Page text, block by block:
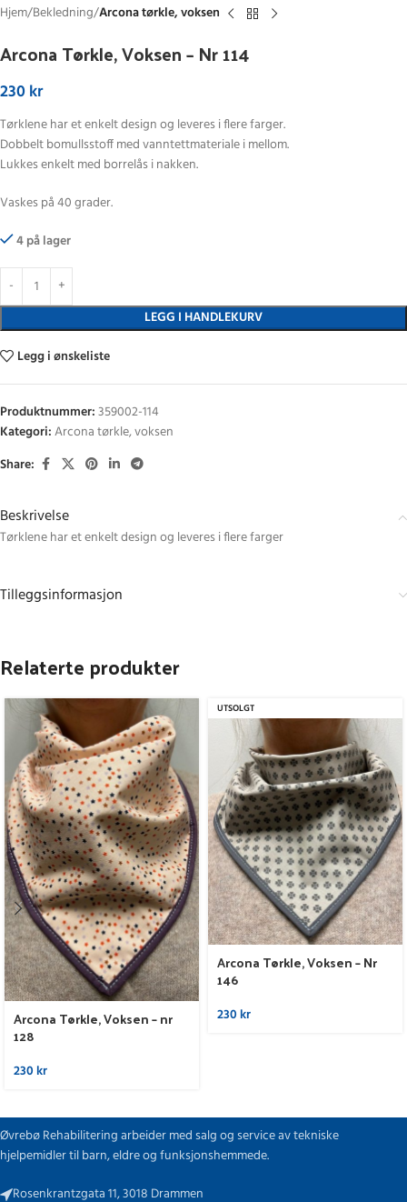
Hjem Bekledning Arcona tørkle, voksen
Arcona Tørkle, Voksen – Nr 114
230kr
Tørklene har et enkelt design og leveres i flere farger.
Dobbelt bomullsstoff med vanntettmateriale i mellom.
Lukkes enkelt med borrelås i nakken.
Vaskes på 40 grader.
4 på lager
LEGG I HANDLEKURV
Legg i ønskeliste
Produktnummer:359002-114
Kategori:Arcona tørkle, voksen
Share:
Beskrivelse
Tørklene har et enkelt design og leveres i flere farger
Tilleggsinformasjon
Relaterte produkter
Arcona Tørkle, Voksen – nr
128
230kr
UTSOLGT
Arcona Tørkle, Voksen – Nr
146
230kr
Øvrebø Rehabilitering arbeider med salg og service av tekniske
hjelpemidler til barn, eldre og funksjonshemmede.
Rosenkrantzgata 11, 3018 Drammen